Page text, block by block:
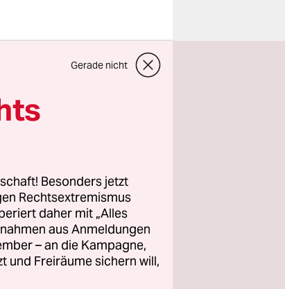
die
Gerade nicht
Besonders jetzt
Rechtsextremismus
daher mit „Alles
aus Anmeldungen
– an die Kampagne,
und Freiräume sichern will,